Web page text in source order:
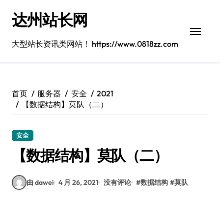
达州站长网
大型站长资讯类网站！ https://www.0818zz.com
首页 服务器 安全
2021
【数据结构】莫队（二）
安全
【数据结构】莫队（二）
由 dawei 4 月 26, 2021 没有评论 #数据结构 #莫队